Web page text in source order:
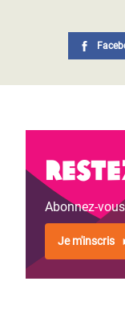
Abonnez-
Je m'inscris